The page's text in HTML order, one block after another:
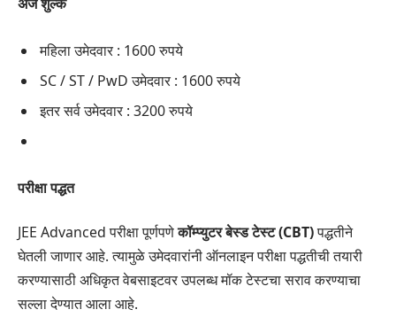
महिला उमेदवार : 1600 रुपये
SC / ST / PwD उमेदवार : 1600 रुपये
इतर सर्व उमेदवार : 3200 रुपये
परीक्षा पद्धत
JEE Advanced परीक्षा पूर्णपणेकॉम्प्युटर बेस्ड टेस्ट (CBT)पद्धतीने
घेतली जाणार आहे. त्यामुळे उमेदवारांनी ऑनलाइन परीक्षा पद्धतीची तयारी
करण्यासाठी अधिकृत वेबसाइटवर उपलब्ध मॉक टेस्टचा सराव करण्याचा
सल्ला देण्यात आला आहे.